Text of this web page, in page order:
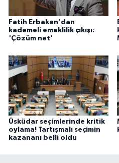
Fatih Erbakan'dan
kademeli emeklilik çıkışı:
'Çözüm net'
Üsküdar seçimlerinde kritik
oylama! Tartışmalı seçimin
kazananı belli oldu